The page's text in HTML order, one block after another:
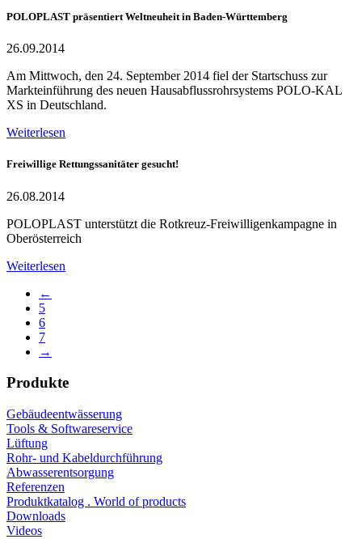
POLOPLAST präsentiert Weltneuheit in Baden-Württemberg
26.09.2014
Am Mittwoch, den 24. September 2014 fiel der Startschuss zur
Markteinführung des neuen Hausabflussrohrsystems POLO-KAL
XS in Deutschland.
Weiterlesen
Freiwillige Rettungssanitäter gesucht!
26.08.2014
POLOPLAST unterstützt die Rotkreuz-Freiwilligenkampagne in
Oberösterreich
Weiterlesen
←
5
6
7
→
Produkte
Gebäudeentwässerung
Tools & Softwareservice
Lüftung
Rohr- und Kabeldurchführung
Abwasserentsorgung
Referenzen
Produktkatalog . World of products
Downloads
Videos